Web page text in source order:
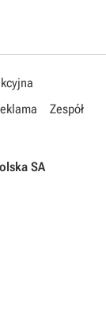
Zespół
SA